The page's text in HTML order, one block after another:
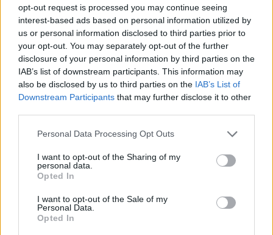
opt-out request is processed you may continue seeing
interest-based ads based on personal information utilized by
us or personal information disclosed to third parties prior to
your opt-out. You may separately opt-out of the further
disclosure of your personal information by third parties on the
IAB’s list of downstream participants. This information may
also be disclosed by us to third parties on the IAB’s List of
Downstream Participants that may further disclose it to other
Personal Data Processing Opt Outs
I want to opt-out of the Sharing of my
personal data.
Opted In
I want to opt-out of the Sale of my
Personal Data.
Opted In
Portfolio
2025. április 16. 10:49
Donald Trump amerikai elnök csapatának egyes
tagjait kifejezetten frusztrálja az, hogy miközben
Washington szép lassan leállítja Ukrajna katonai
támogatását, Európa fokozza a
fegyverszállításokat Kijevnek – tudta meg az
Economist.
A lap alapvetően arról ír, hogy jól láthatóan nem sikerül
Donald Trumpnak egy napon, de még 100 napon belül sem
ignorálja a Kijev és Washington által felvetett tűzszünetet,
az amerikai elnök pedig kész szankciókat kihelyezni